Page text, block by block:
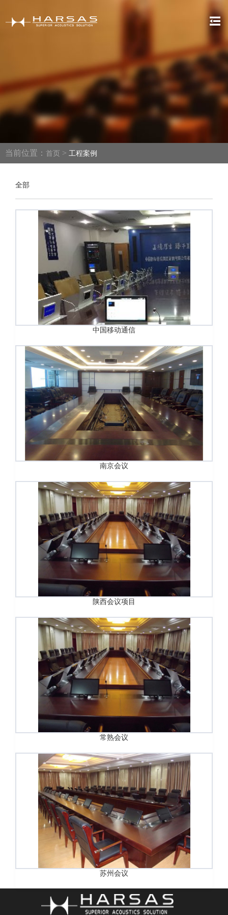
当前位置： 首页 > 工程案例
全部
中国移动通信
南京会议
陕西会议项目
常熟会议
苏州会议